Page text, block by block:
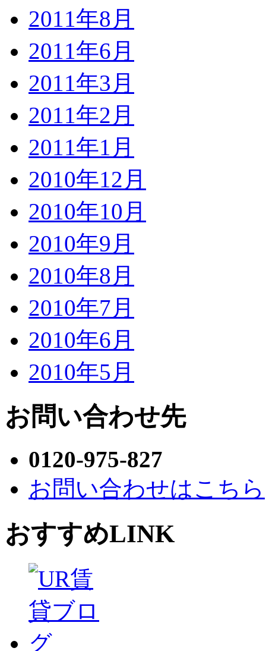
2011年8月
2011年6月
2011年3月
2011年2月
2011年1月
2010年12月
2010年10月
2010年9月
2010年8月
2010年7月
2010年6月
2010年5月
お問い合わせ先
0120-975-827
お問い合わせはこちら
おすすめLINK